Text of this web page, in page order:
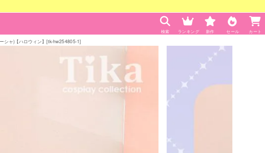
検索 ランキング 新作 セール カート
シャ)【ハロウィン】[tk-hw254805-1]